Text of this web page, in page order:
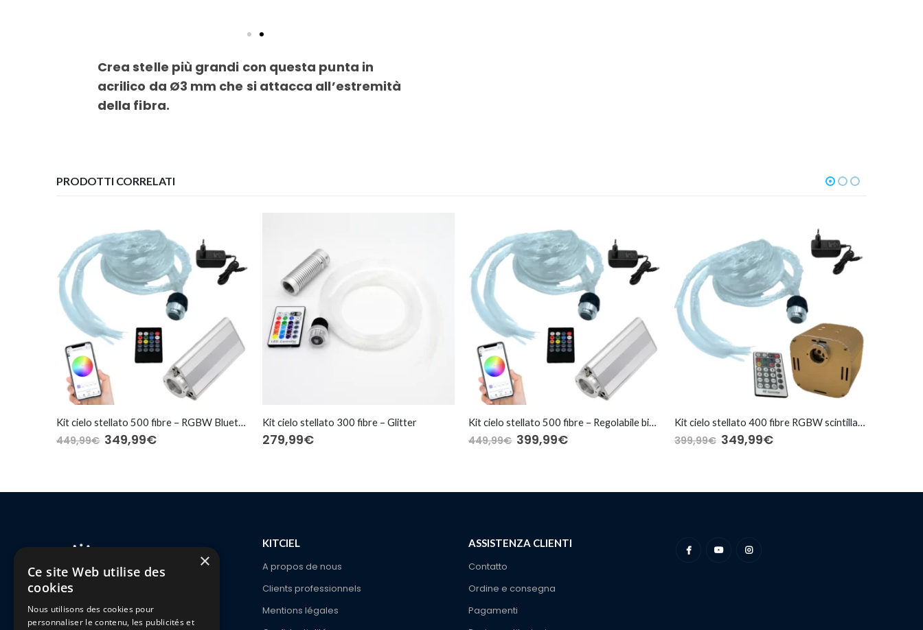
Crea stelle più grandi con questa punta in
acrilico da Ø3 mm che si attacca all’estremità
della fibra.
PRODOTTI CORRELATI
449,99€ 349,99€
Kit cielo stellato 300 fibre – Glitter
279,99€ 449,99€ 399,99€ 399,99€ 349,99€
1336 Ch. De Waterloo
1180 Bruxelles
KITCIEL
A propos de nous
Clients professionnels
Mentions légales
ASSISTENZA CLIENTI
Contatto
Ordine e consegna
Pagamenti
×
Ce site Web utilise des
cookies
Nous utilisons des cookies pour
personnaliser le contenu, les publicités et